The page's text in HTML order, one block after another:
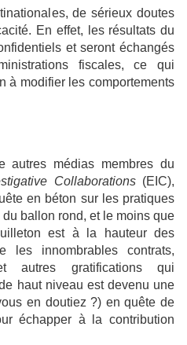
de sérieux doutes
En effet, les résultats du
et seront échangés
fiscales, ce qui
à modifier les comportements
autres médias membres du
Collaborations(EIC),
en béton sur les pratiques
ballon rond, et le moins que
est à la hauteur des
les innombrables contrats,
autres gratifications qui
haut niveau est devenu une
en doutiez ?) en quête de
échapper à la contribution